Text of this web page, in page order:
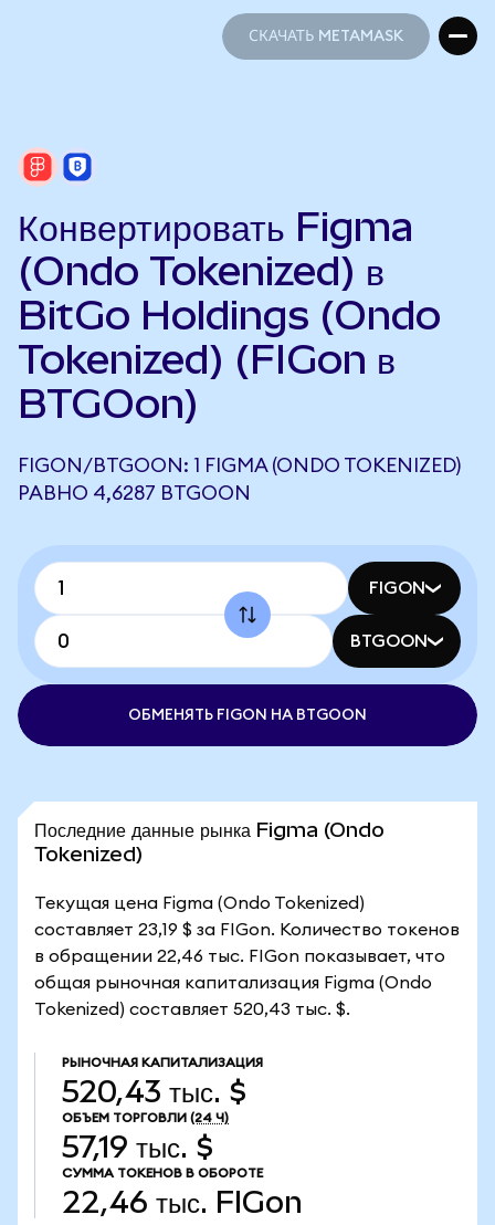
СКАЧАТЬ METAMASK
Конвертировать Figma
(Ondo Tokenized) в
BitGo Holdings (Ondo
Tokenized) (FIGon в
BTGOon)
FIGON/BTGOON: 1 FIGMA (ONDO TOKENIZED)
РАВНО 4,6287 BTGOON
FIGON
BTGOON
ОБМЕНЯТЬ FIGON НА BTGOON
Последние данные рынка Figma (Ondo
Tokenized)
Текущая цена Figma (Ondo Tokenized)
составляет 23,19 $ за FIGon. Количество токенов
в обращении 22,46 тыс. FIGon показывает, что
общая рыночная капитализация Figma (Ondo
Tokenized) составляет 520,43 тыс. $.
РЫНОЧНАЯ КАПИТАЛИЗАЦИЯ
520,43 тыс. $
ОБЪЕМ ТОРГОВЛИ (24 Ч)
57,19 тыс. $
СУММА ТОКЕНОВ В ОБОРОТЕ
22,46 тыс. FIGon